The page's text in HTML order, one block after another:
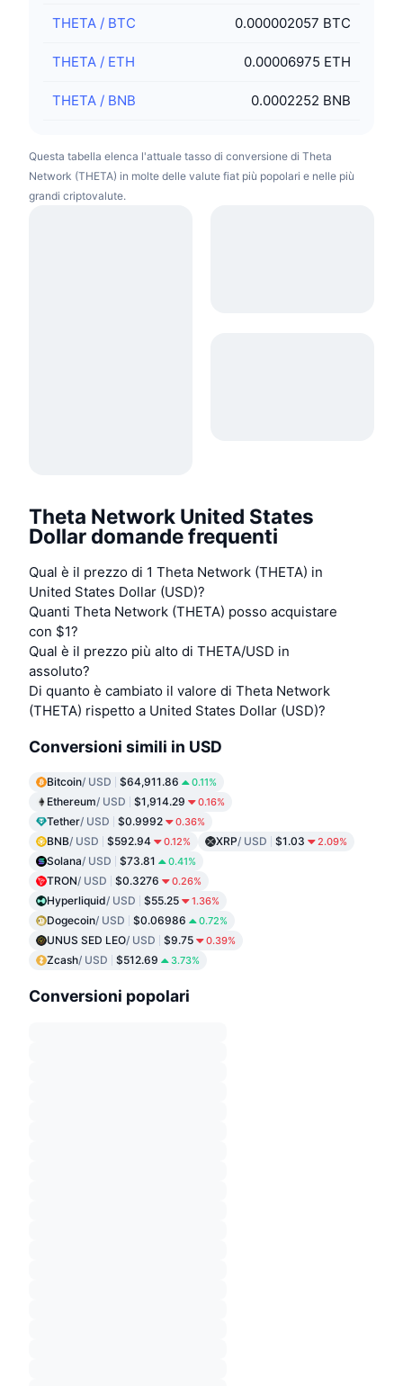
THETA / BTC 0.000002057 BTC
THETA / ETH 0.00006975 ETH
THETA / BNB 0.0002252 BNB
Questa tabella elenca l'attuale tasso di conversione di Theta
Network (THETA) in molte delle valute fiat più popolari e nelle più
grandi criptovalute.
Theta Network United States
Dollar domande frequenti
Qual è il prezzo di 1 Theta Network (THETA) in
United States Dollar (USD)?
Quanti Theta Network (THETA) posso acquistare
con $1?
Qual è il prezzo più alto di THETA/USD in
assoluto?
Di quanto è cambiato il valore di Theta Network
(THETA) rispetto a United States Dollar (USD)?
Conversioni simili in USD
Bitcoin/ USD $64,911.86 0.11%
Ethereum/ USD $1,914.29 0.16%
Tether/ USD $0.9992 0.36%
BNB/ USD $592.94 0.12% XRP/ USD $1.03 2.09%
Solana/ USD $73.81 0.41%
TRON/ USD $0.3276 0.26%
Hyperliquid/ USD $55.25 1.36%
Dogecoin/ USD $0.06986 0.72%
UNUS SED LEO/ USD $9.75 0.39%
Zcash/ USD $512.69 3.73%
Conversioni popolari